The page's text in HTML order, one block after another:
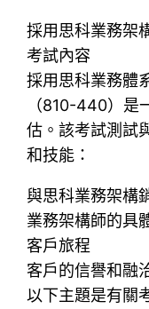
採用思科業務架
考試內容
採用思科業務體
（810-440）
估。該考試測試
和技能：
與思科業務架構
業務架構師的具
客戶旅程
客戶的信譽和融
以下主題是有關